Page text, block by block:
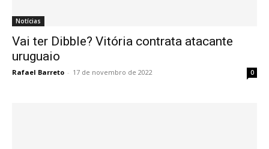
Notícias
Vai ter Dibble? Vitória contrata atacante
uruguaio
Rafael Barreto - 17 de novembro de 2022 0